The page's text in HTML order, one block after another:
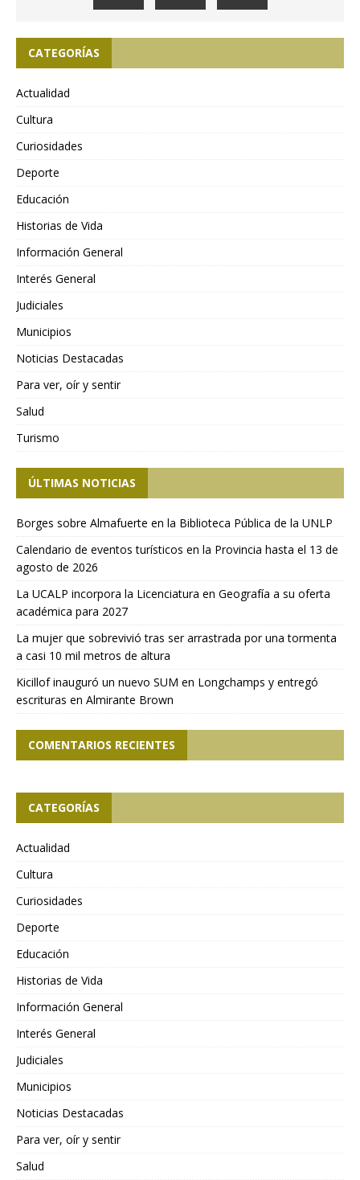
CATEGORÍAS
Actualidad
Cultura
Curiosidades
Deporte
Educación
Historias de Vida
Información General
Interés General
Judiciales
Municipios
Noticias Destacadas
Para ver, oír y sentir
Salud
Turismo
ÚLTIMAS NOTICIAS
Borges sobre Almafuerte en la Biblioteca Pública de la UNLP
Calendario de eventos turísticos en la Provincia hasta el 13 de
agosto de 2026
La UCALP incorpora la Licenciatura en Geografía a su oferta
académica para 2027
La mujer que sobrevivió tras ser arrastrada por una tormenta
a casi 10 mil metros de altura
Kicillof inauguró un nuevo SUM en Longchamps y entregó
escrituras en Almirante Brown
COMENTARIOS RECIENTES
CATEGORÍAS
Actualidad
Cultura
Curiosidades
Deporte
Educación
Historias de Vida
Información General
Interés General
Judiciales
Municipios
Noticias Destacadas
Para ver, oír y sentir
Salud